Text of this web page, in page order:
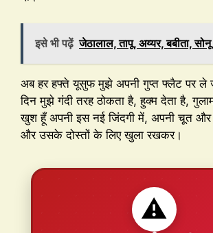
इसे भी पढ़ें जेठालाल, तापू, अय्यर, बबीता,
अब हर हफ्ते यूसुफ मुझे अपनी गुप्त फ्लैट पर ले
दिन मुझे गंदी तरह ठोकता है, हुक्म देता है,
खुश हूँ अपनी इस नई जिंदगी में, अपनी चूत और
और उसके दोस्तों के लिए खुला रखकर।
⚠️